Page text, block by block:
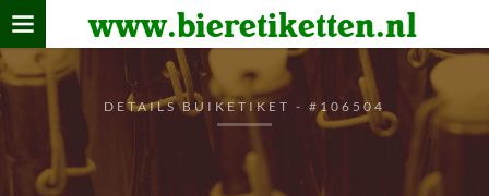
www.bieretiketten.nl
Home
verzamelen
De bierkaart
Bezoekers
DETAILS BUIKETIKET - #106504